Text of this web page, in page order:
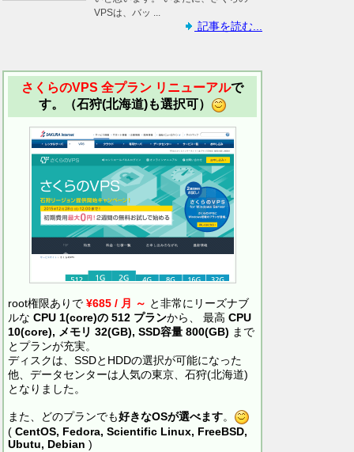
VPSは、バッ ...
記事を読む...
さくらのVPS 全プラン リニューアルで
す。（石狩(北海道)も選択可）
root権限ありで ¥685 / 月 ～ と非常にリーズナブ
ルな CPU 1(core)の 512 プランから、 最高 CPU
10(core), メモリ 32(GB), SSD容量 800(GB) まで
とプランが充実。
ディスクは、SSDとHDDの選択が可能になった
他、データセンターは人気の東京、石狩(北海道)
となりました。
また、どのプランでも好きなOSが選べます。
( CentOS, Fedora, Scientific Linux, FreeBSD,
Ubutu, Debian )